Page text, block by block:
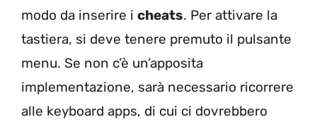
modo da inserire i cheats. Per attivare la
tastiera, si deve tenere premuto il pulsante
menu. Se non c’è un’apposita
implementazione, sarà necessario ricorrere
alle keyboard apps, di cui ci dovrebbero